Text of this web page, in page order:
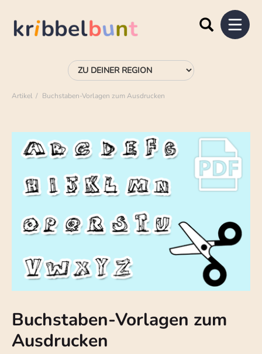
Artikel Buchstaben-Vorlagen zum Ausdrucken
Buchstaben-Vorlagen zum
Ausdrucken